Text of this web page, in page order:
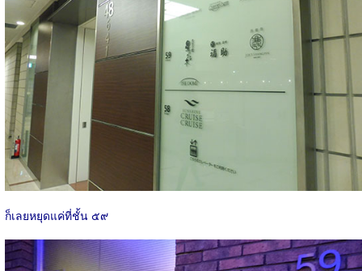
ก็เลยหยุดแค่ที่ชั้น ๕๙